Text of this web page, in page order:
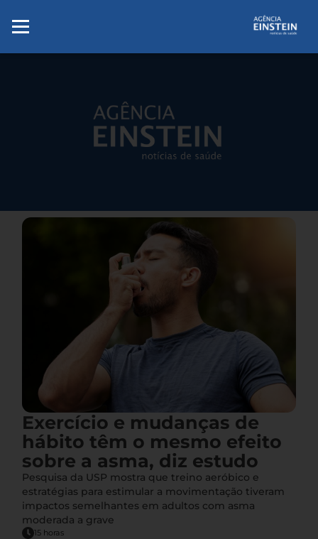
Exercício e mudanças de
hábito têm o mesmo efeito
sobre a asma, diz estudo
Pesquisa da USP mostra que treino aeróbico e
estratégias para estimular a movimentação tiveram
impactos semelhantes em adultos com asma
moderada a grave
15 horas